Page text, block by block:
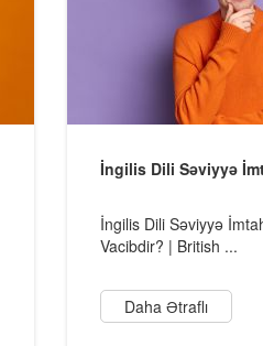
İngilis Dili Səviyyə
İngilis Dili Səviyyə
Vacibdir? | British ...
Daha Ətraflı